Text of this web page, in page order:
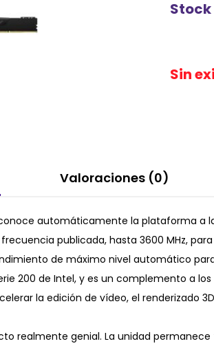
Stock
Sin
Valoraciones (0)
automáticamente la plataforma a
publicada, hasta 3600 MHz,
de máximo nivel automático
200 de Intel, y es un complemento a los
la edición de vídeo, el renderizado
realmente genial. La unidad